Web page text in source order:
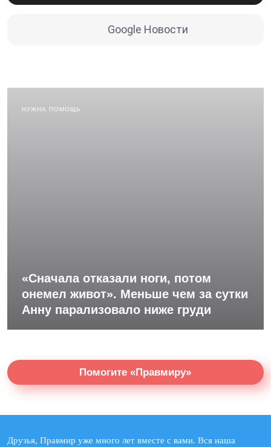
Google Новости
НУЖНА ПОМОЩЬ
«Сначала отказали ноги, потом
онемел живот». Меньше чем за сутки
Анну парализовало ниже груди
Помогите «Правмиру»
Друзья, Правмир уже много лет вместе с вами. Вся наша